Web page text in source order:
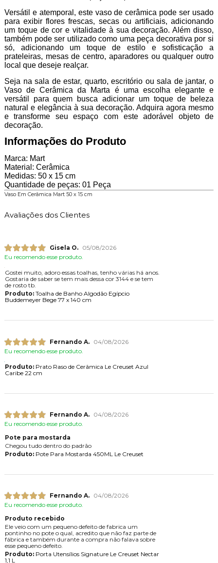
Versátil e atemporal, este vaso de cerâmica pode ser usado
para exibir flores frescas, secas ou artificiais, adicionando
um toque de cor e vitalidade à sua decoração. Além disso,
também pode ser utilizado como uma peça decorativa por si
só, adicionando um toque de estilo e sofisticação a
prateleiras, mesas de centro, aparadores ou qualquer outro
local que deseje realçar.
Seja na sala de estar, quarto, escritório ou sala de jantar, o
Vaso de Cerâmica da Marta é uma escolha elegante e
versátil para quem busca adicionar um toque de beleza
natural e elegância à sua decoração. Adquira agora mesmo
e transforme seu espaço com este adorável objeto de
decoração.
Informações do Produto
Marca: Mart
Material: Cerâmica
Medidas: 50 x 15 cm
Quantidade de peças: 01 Peça
Vaso Em Cerâmica Mart 50 x 15 cm
Avaliações dos Clientes
Gisela O.
05/08/2026
Eu recomendo esse produto.
Gostei muito, adoro essas toalhas, tenho várias há anos.
Gostaria de saber se tem mais dessa cor 3144 e se tem
de rosto tb.
Produto:Toalha de Banho Algodão Egípcio
Buddemeyer Bege 77 x 140 cm
Fernando A.
04/08/2026
Eu recomendo esse produto.
Produto:Prato Raso de Cerâmica Le Creuset Azul
Caribe 22 cm
Fernando A.
04/08/2026
Eu recomendo esse produto.
Pote para mostarda
Chegou tudo dentro do padrão
Produto:Pote Para Mostarda 450ML Le Creuset
Fernando A.
04/08/2026
Eu recomendo esse produto.
Produto recebido
Ele veio com um pequeno defeito de fabrica um
pontinho no pote o qual, acredito que não faz parte de
fábrica e também durante a compra não falava sobre
esse pequeno defeito.
Produto:Porta Utensílios Signature Le Creuset Nectar
1,1 L